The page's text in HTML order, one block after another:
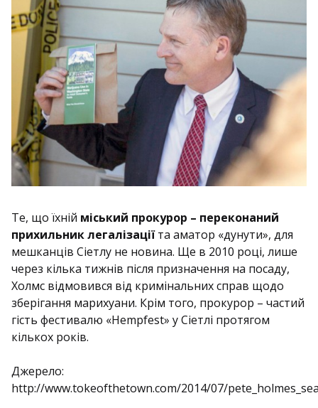
Те, що їхній міський прокурор – переконаний
прихильник легалізаціїта аматор «дунути», для
мешканців Сіетлу не новина. Ще в 2010 році, лише
через кілька тижнів після призначення на посаду,
Холмс відмовився від кримінальних справ щодо
зберігання марихуани. Крім того, прокурор – частий
гість фестивалю «Hempfest» у Сіетлі протягом
кількох років.
Джерело:
http://www.tokeofthetown.com/2014/07/